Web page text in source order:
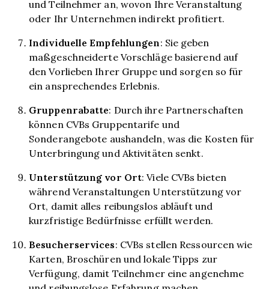
und Teilnehmer an, wovon Ihre Veranstaltung
oder Ihr Unternehmen indirekt profitiert.
Individuelle Empfehlungen: Sie geben
maßgeschneiderte Vorschläge basierend auf
den Vorlieben Ihrer Gruppe und sorgen so für
ein ansprechendes Erlebnis.
Gruppenrabatte: Durch ihre Partnerschaften
können CVBs Gruppentarife und
Sonderangebote aushandeln, was die Kosten für
Unterbringung und Aktivitäten senkt.
Unterstützung vor Ort: Viele CVBs bieten
während Veranstaltungen Unterstützung vor
Ort, damit alles reibungslos abläuft und
kurzfristige Bedürfnisse erfüllt werden.
Besucherservices: CVBs stellen Ressourcen wie
Karten, Broschüren und lokale Tipps zur
Verfügung, damit Teilnehmer eine angenehme